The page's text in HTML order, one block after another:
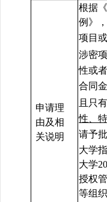
申请理
由及相
关说明
根据
例》
项目
涉密
性或
合同
且只
性、
请予批
大学
大学
授权
等组